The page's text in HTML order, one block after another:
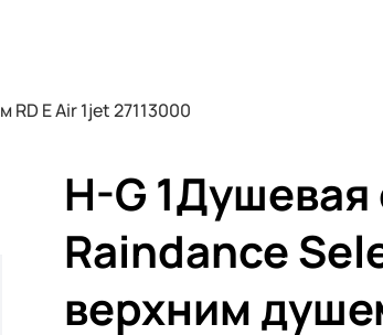
E Air 1jet 27113000
H-G
Raindance
верхним